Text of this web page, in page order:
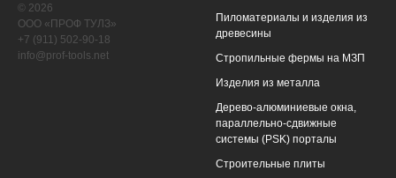
© 2026
ООО «ПРОФ ТУЛЗ»
+7 (911) 502-90-18
info@prof-tools.net
Пиломатериалы и изделия из
древесины
Cтропильные фермы на МЗП
Изделия из металла
Дерево-алюминиевые окна,
параллельно-сдвижные
системы (PSK) порталы
Строительные плиты